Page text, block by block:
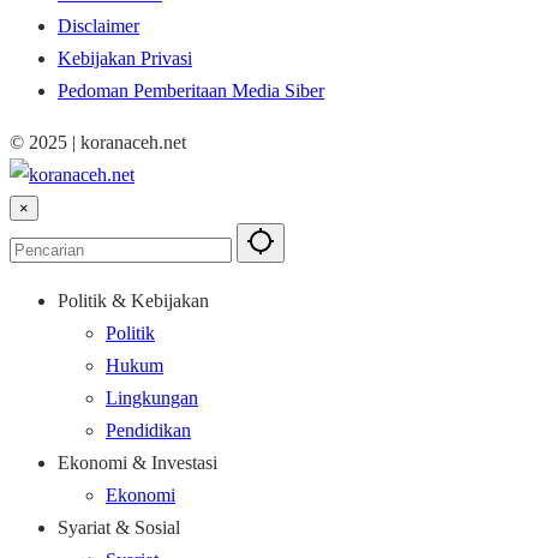
Disclaimer
Kebijakan Privasi
Pedoman Pemberitaan Media Siber
© 2025 | koranaceh.net
×
Politik & Kebijakan
Politik
Hukum
Lingkungan
Pendidikan
Ekonomi & Investasi
Ekonomi
Syariat & Sosial